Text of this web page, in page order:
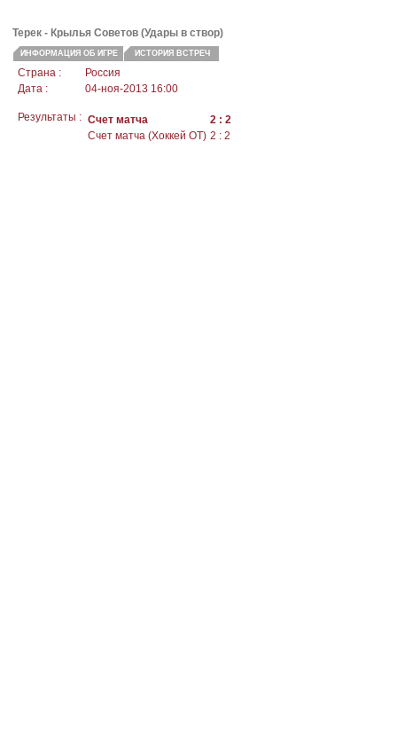
Терек - Крылья Советов (Удары в створ)
ИНФОРМАЦИЯ ОБ ИГРЕ ИСТОРИЯ ВСТРЕЧ
Страна :
Россия
Дата :
04-ноя-2013 16:00
Результаты : Счет матча
2 : 2
Счет матча (Хоккей ОТ) 2 : 2